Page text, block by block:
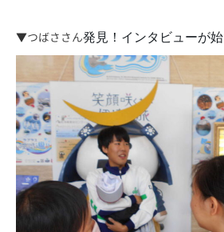
▼つばささん発見！インタビューが始